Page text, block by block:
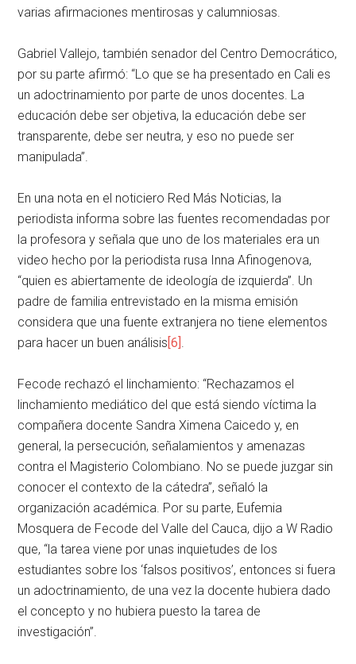
varias afirmaciones mentirosas y calumniosas.
Gabriel Vallejo, también senador del Centro Democrático,
por su parte afirmó: “Lo que se ha presentado en Cali es
un adoctrinamiento por parte de unos docentes. La
educación debe ser objetiva, la educación debe ser
transparente, debe ser neutra, y eso no puede ser
manipulada”.
En una nota en el noticiero Red Más Noticias, la
periodista informa sobre las fuentes recomendadas por
la profesora y señala que uno de los materiales era un
video hecho por la periodista rusa Inna Afinogenova,
“quien es abiertamente de ideología de izquierda”. Un
padre de familia entrevistado en la misma emisión
considera que una fuente extranjera no tiene elementos
para hacer un buen análisis[6]
Fecode rechazó el linchamiento: “Rechazamos el
linchamiento mediático del que está siendo víctima la
compañera docente Sandra Ximena Caicedo y, en
general, la persecución, señalamientos y amenazas
contra el Magisterio Colombiano. No se puede juzgar sin
conocer el contexto de la cátedra”, señaló la
organización académica. Por su parte, Eufemia
Mosquera de Fecode del Valle del Cauca, dijo a W Radio
que, “la tarea viene por unas inquietudes de los
estudiantes sobre los ‘falsos positivos’, entonces si fuera
un adoctrinamiento, de una vez la docente hubiera dado
el concepto y no hubiera puesto la tarea de
investigación”.